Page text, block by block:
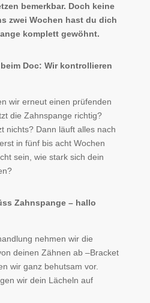
bemerkbar. Doch keine
zwei Wochen hast du dich
komplett gewöhnt.
Doc: Wir kontrollieren
wir erneut einen prüfenden
die Zahnspange richtig?
nichts? Dann läuft alles nach
in fünf bis acht Wochen
sein, wie stark sich dein
Zahnspange – hallo
nehmen wir die
deinen Zähnen ab –Bracket
wir ganz behutsam vor.
wir dein Lächeln auf